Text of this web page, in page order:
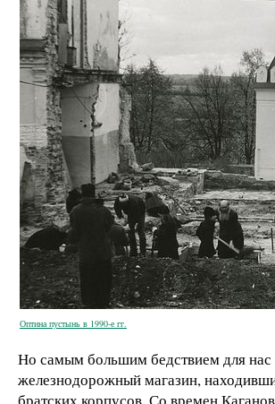
Оптина пустынь в 1990-е гг.
Но самым большим бедствием для нас
железнодорожный магазин,